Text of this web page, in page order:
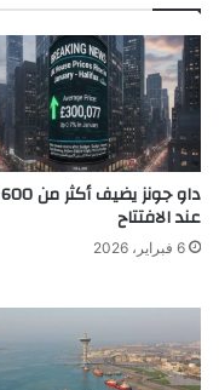
عند الافتتاح
6 فبراير، 2026